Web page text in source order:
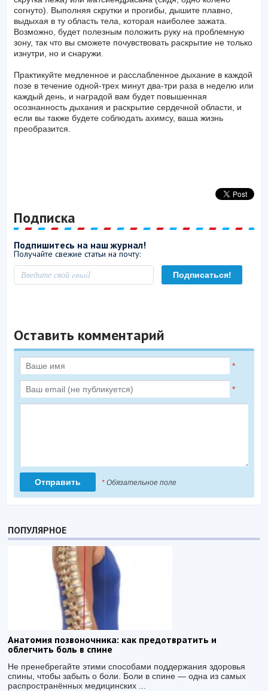
согнуто). Выполняя скрутки и прогибы, дышите плавно,
выдыхая в ту область тела, которая наиболее зажата.
Возможно, будет полезным положить руку на проблемную
зону, так что вы сможете почувствовать раскрытие не только
изнутри, но и снаружи.
Практикуйте медленное и расслабленное дыхание в каждой
позе в течение одной-трех минут два-три раза в неделю или
каждый день, и наградой вам будет повышенная
осознанность дыхания и раскрытие сердечной области, и
если вы также будете соблюдать ахимсу, ваша жизнь
преобразится.
Подписка
Подпишитесь на наш журнал!
Получайте свежие статьи на почту:
Оставить комментарий
*
*
* Обязательное поле
ПОПУЛЯРНОЕ
Анатомия позвоночника: как предотвратить и
облегчить боль в спине
Не пренебрегайте этими способами поддержания здоровья
спины, чтобы забыть о боли. Боли в спине — одна из самых
распространённых медицинских ...